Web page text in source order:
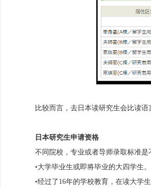
比较而言，去日本读研究生会比读
日本研究生申请资格
不同院校，专业或者导师录取标准
•大学毕业生或即将毕业的大四学生。
•经过了16年的学校教育，在读大学